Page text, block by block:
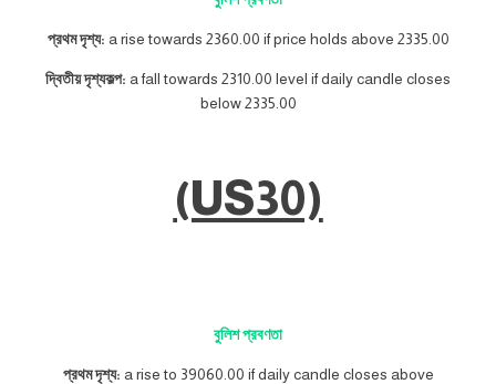
প্রথম দৃশ্য: a rise towards 2360.00 if price holds above 2335.00
দ্বিতীয় দৃশ্যকল্প: a fall towards 2310.00 level if daily candle closes
below 2335.00
(US30)
বুলিশ প্রবণতা
প্রথম দৃশ্য: a rise to 39060.00 if daily candle closes above